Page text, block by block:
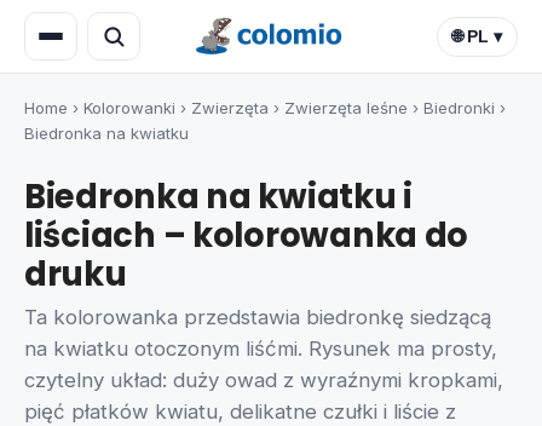
🌐 PL ▾
Home › Kolorowanki › Zwierzęta › Zwierzęta leśne › Biedronki ›
Biedronka na kwiatku
Biedronka na kwiatku i
liściach – kolorowanka do
druku
Ta kolorowanka przedstawia biedronkę siedzącą
na kwiatku otoczonym liśćmi. Rysunek ma prosty,
czytelny układ: duży owad z wyraźnymi kropkami,
pięć płatków kwiatu, delikatne czułki i liście z